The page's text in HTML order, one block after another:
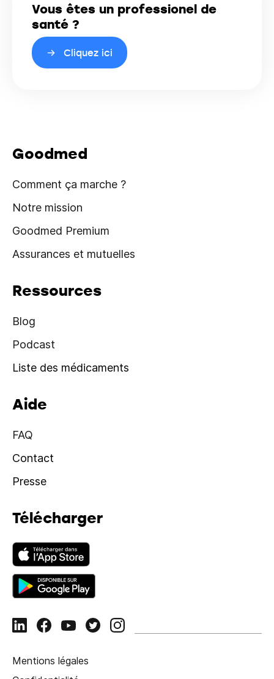
Vous êtes un professionel de
santé ?
Cliquez ici
Goodmed
Comment ça marche ?
Notre mission
Goodmed Premium
Assurances et mutuelles
Ressources
Blog
Podcast
Liste des médicaments
Aide
FAQ
Contact
Presse
Télécharger
Mentions légales